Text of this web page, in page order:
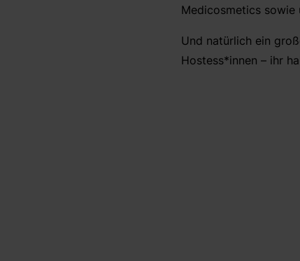
Medicosmetics sowie
Und natürlich ein
Hostess*innen – ihr